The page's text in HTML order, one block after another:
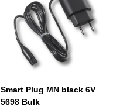
Smart Plug MN black 6V
5698 Bulk